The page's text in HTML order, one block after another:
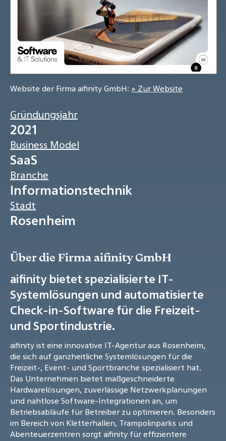
Website der Firma aifinity GmbH: » Zur Website
Gründungsjahr
2021
Business Model
SaaS
Branche
Informationstechnik
Stadt
Rosenheim
Über die Firma aifinity GmbH
aifinity bietet spezialisierte IT-
Systemlösungen und automatisierte
Check-in-Software für die Freizeit-
und Sportindustrie.
aifinity ist eine innovative IT-Agentur aus Rosenheim,
die sich auf ganzheitliche Systemlösungen für die
Freizeit-, Event- und Sportbranche spezialisiert hat.
Das Unternehmen bietet maßgeschneiderte
Hardwarelösungen, zuverlässige Netzwerkplanungen
und nahtlose Software-Integrationen an, um
Betriebsabläufe für Betreiber zu optimieren. Besonders
im Bereich von Kletterhallen, Trampolinparks und
Abenteuerzentren sorgt aifinity für effizientere